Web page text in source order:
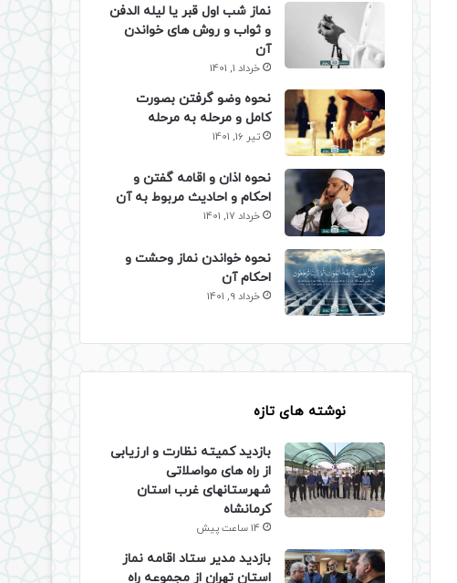
نماز شب اول قبر یا لیله الدفن
و ثواب و روش های خواندن
آن
خرداد 1, 1401
نحوه وضو گرفتن بصورت
کامل و مرحله به مرحله
تیر 16, 1401
نحوه اذان و اقامه گفتن و
احکام و احادیث مربوط به آن
خرداد 17, 1401
نحوه خواندن نماز وحشت و
احکام آن
خرداد 9, 1401
نوشته های تازه
بازدید کمیته نظارت و ارزیابی
از راه های مواصلاتی
شهرستانهای غرب استان
کرمانشاه
14 ساعت پیش
بازدید مدیر ستاد اقامه نماز
استان تهران از مجموعه راه